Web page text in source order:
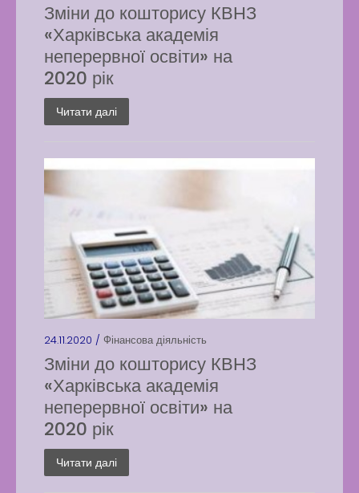
Зміни до кошторису КВНЗ
«Харківська академія
неперервної освіти» на
2020 рік
Читати далі
24.11.2020 / Фінансова діяльність
Зміни до кошторису КВНЗ
«Харківська академія
неперервної освіти» на
2020 рік
Читати далі